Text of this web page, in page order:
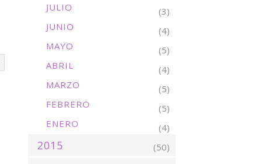
JULIO
(3)
JUNIO
(4)
MAYO
(5)
ABRIL
(4)
MARZO
(5)
FEBRERO
(5)
ENERO
(4)
2015 (50)